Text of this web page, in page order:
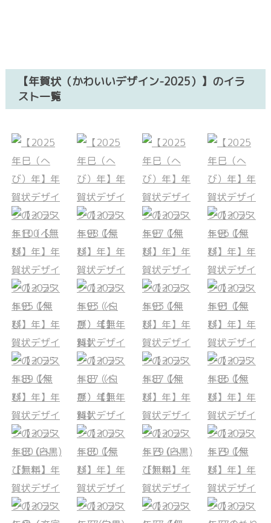
【年賀状（かわいいデザイン-2025）】のイラ
スト一覧